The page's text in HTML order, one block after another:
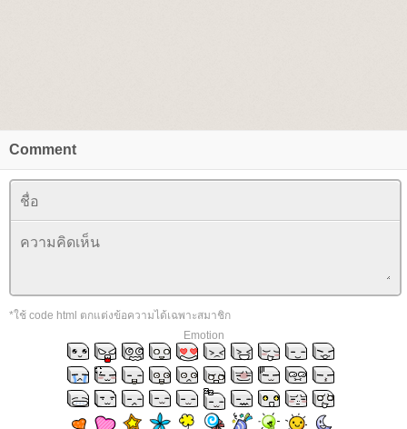
Comment
*ใช้ code html ตกแต่งข้อความได้เฉพาะสมาชิก
Emotion